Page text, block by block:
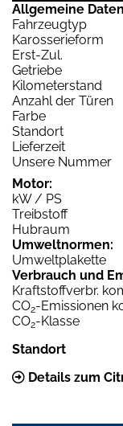
Allgemeine
Fahrzeugtyp
Karosserieform
Erst-Zul.
Getriebe
Kilometerstand
Anzahl der Türen
Farbe
Standort
Lieferzeit
Unsere Nummer
Motor:
kW / PS
Treibstoff
Hubraum
Umweltnormen:
Umweltplakette
Verbrauch und
Kraftstoffverbr.
CO2-Emissionen
CO2-Klasse
Standort
Details zum